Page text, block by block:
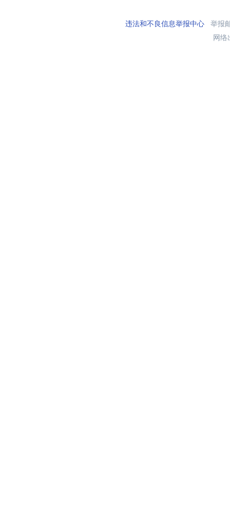
违法和不良信息举报中心举报
网